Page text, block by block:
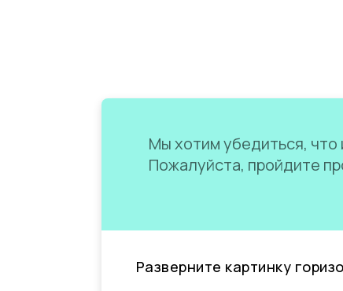
Мы хотим убедиться,
Пожалуйста, пройдите
Разверните картинку